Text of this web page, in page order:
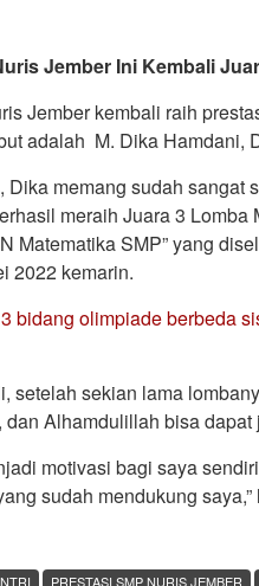
Jember Ini Kembali
Jember kembali raih
adalah M. Dika Hamdani,
memang sudah sangat
meraih Juara 3
Matematika SMP” yang
2022 kemarin.
bidang olimpiade berbeda
setelah sekian lama
Alhamdulillah bisa dapat
motivasi bagi saya
sudah mendukung saya,”
PRESTASI SMP NURIS JEMBER